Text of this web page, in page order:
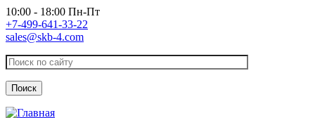
Перейти к основному содержанию
10:00 - 18:00 Пн-Пт
+7-499-641-33-22
sales@skb-4.com